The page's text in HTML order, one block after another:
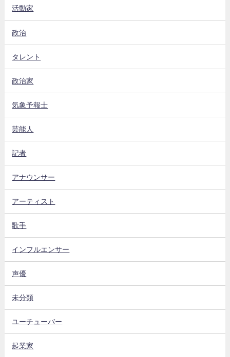
活動家
政治
タレント
政治家
気象予報士
芸能人
記者
アナウンサー
アーティスト
歌手
インフルエンサー
声優
未分類
ユーチューバー
起業家